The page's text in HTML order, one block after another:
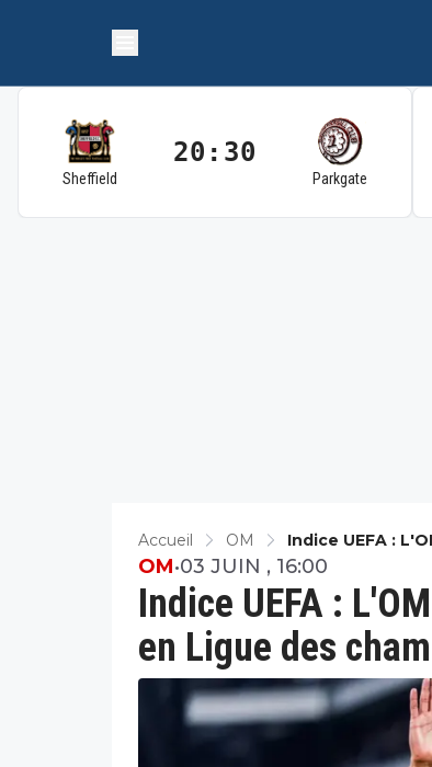
Sheffield
20:30
Parkgate
Accueil OM Indice UEFA :
Indice UEFA :
en Ligue des
OM•03 JUIN , 16:00